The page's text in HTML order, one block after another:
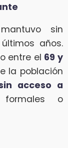
sin
años.
entre el 69 y
la población
acceso a
o